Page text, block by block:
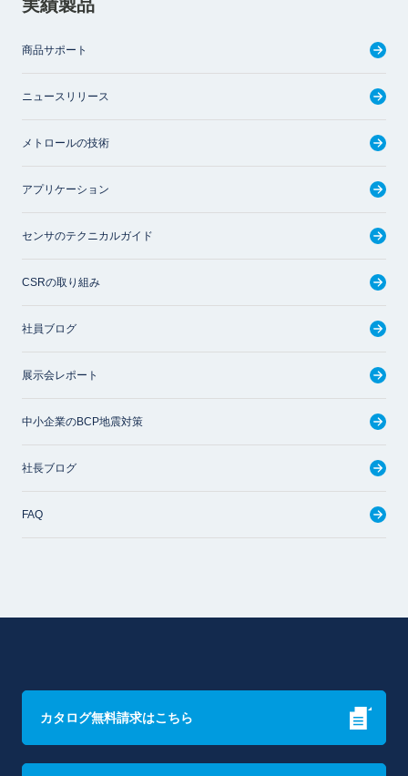
実績製品
商品サポート
ニュースリリース
メトロールの技術
アプリケーション
センサのテクニカルガイド
CSRの取り組み
社員ブログ
展示会レポート
中小企業のBCP地震対策
社長ブログ
FAQ
カタログ無料請求はこちら